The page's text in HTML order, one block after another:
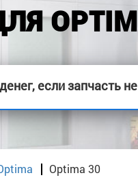
если запчасть
Optima 30